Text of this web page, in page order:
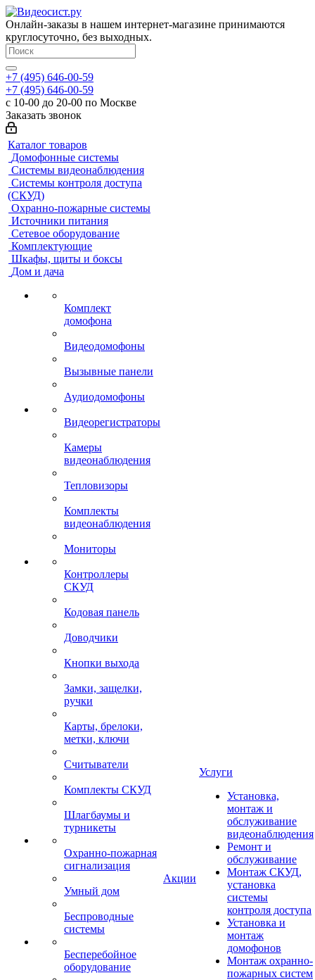
Онлайн-заказы в нашем интернет-магазине принимаются
круглосуточно, без выходных.
+7 (495) 646-00-59
+7 (495) 646-00-59
с 10-00 до 20-00 по Москве
Заказать звонок
Каталог товаров
Домофонные системы
Системы видеонаблюдения
Системы контроля доступа
(СКУД)
Охранно-пожарные системы
Источники питания
Сетевое оборудование
Комплектующие
Шкафы, щиты и боксы
Дом и дача
Комплект
домофона
Видеодомофоны
Вызывные панели
Аудиодомофоны
Видеорегистраторы
Камеры
видеонаблюдения
Тепловизоры
Комплекты
видеонаблюдения
Мониторы
Контроллеры
СКУД
Кодовая панель
Доводчики
Кнопки выхода
Замки, защелки,
ручки
Карты, брелоки,
метки, ключи
Считыватели
Комплекты СКУД
Шлагбаумы и
турникеты
Охранно-пожарная
сигнализация
Умный дом
Беспроводные
системы
Бесперебойное
оборудование
Акции
Услуги
Установка,
монтаж и
обслуживание
видеонаблюдения
Ремонт и
обслуживание
Монтаж СКУД,
установка
системы
контроля доступа
Установка и
монтаж
домофонов
Монтаж охранно-
пожарных систем